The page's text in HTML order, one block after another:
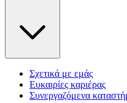
Σχετικά με εμάς
Ευκαιρίες καριέρας
Συνεργαζόμενα